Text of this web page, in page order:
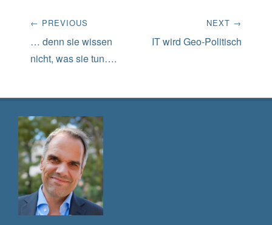
Beitrags-
Navigation
← PREVIOUS
Previous
post:
… denn sie wissen
nicht, was sie tun….
NEXT →
Next
IT wird Geo-Politisch